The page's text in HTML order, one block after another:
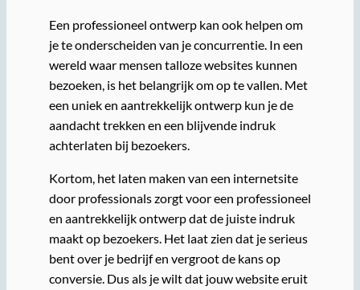
Een professioneel ontwerp kan ook helpen om
je te onderscheiden van je concurrentie. In een
wereld waar mensen talloze websites kunnen
bezoeken, is het belangrijk om op te vallen. Met
een uniek en aantrekkelijk ontwerp kun je de
aandacht trekken en een blijvende indruk
achterlaten bij bezoekers.
Kortom, het laten maken van een internetsite
door professionals zorgt voor een professioneel
en aantrekkelijk ontwerp dat de juiste indruk
maakt op bezoekers. Het laat zien dat je serieus
bent over je bedrijf en vergroot de kans op
conversie. Dus als je wilt dat jouw website eruit